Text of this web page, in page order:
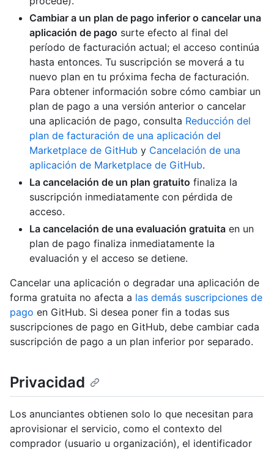
Cambiar a un plan de pago inferior o cancelar una
aplicación de pago surte efecto al final del
período de facturación actual; el acceso continúa
hasta entonces. Tu suscripción se moverá a tu
nuevo plan en tu próxima fecha de facturación.
Para obtener información sobre cómo cambiar un
plan de pago a una versión anterior o cancelar
una aplicación de pago, consulta Reducción del
plan de facturación de una aplicación del
Marketplace de GitHub y Cancelación de una
aplicación de Marketplace de GitHub.
La cancelación de un plan gratuito finaliza la
suscripción inmediatamente con pérdida de
acceso.
La cancelación de una evaluación gratuita en un
plan de pago finaliza inmediatamente la
evaluación y el acceso se detiene.
Cancelar una aplicación o degradar una aplicación de
forma gratuita no afecta a las demás suscripciones de
pago en GitHub. Si desea poner fin a todas sus
suscripciones de pago en GitHub, debe cambiar cada
suscripción de pago a un plan inferior por separado.
Privacidad
Los anunciantes obtienen solo lo que necesitan para
aprovisionar el servicio, como el contexto del
comprador (usuario u organización), el identificador